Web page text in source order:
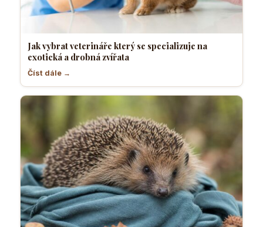
Jak vybrat veterináře který se specializuje na
exotická a drobná zvířata
Číst dále →